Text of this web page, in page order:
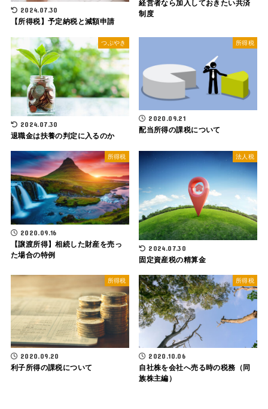
2024.07.30
【所得税】予定納税と減額申請
経営者なら加入しておきたい共済
制度
つぶやき
2024.07.30
退職金は扶養の判定に入るのか
所得税
2020.09.21
配当所得の課税について
所得税
2020.09.16
【譲渡所得】相続した財産を売っ
た場合の特例
法人税
2024.07.30
固定資産税の精算金
所得税
2020.09.20
利子所得の課税について
所得税
2020.10.06
自社株を会社へ売る時の税務（同
族株主編）